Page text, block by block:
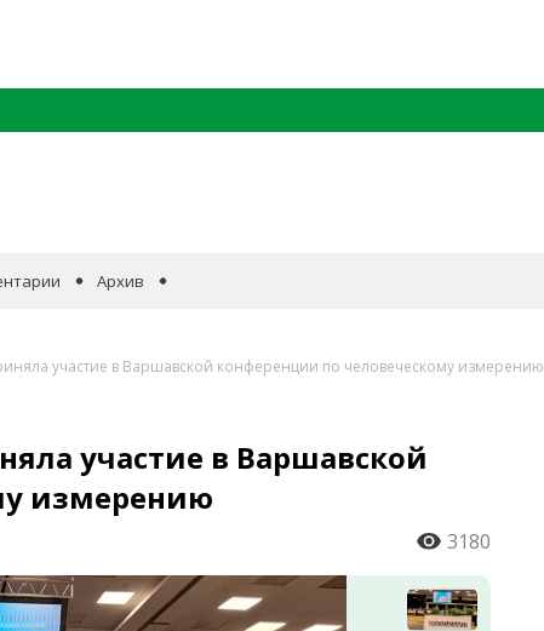
Архив
участие в Варшавской конференции по человеческому измерению
участие в Варшавской
измерению
3180